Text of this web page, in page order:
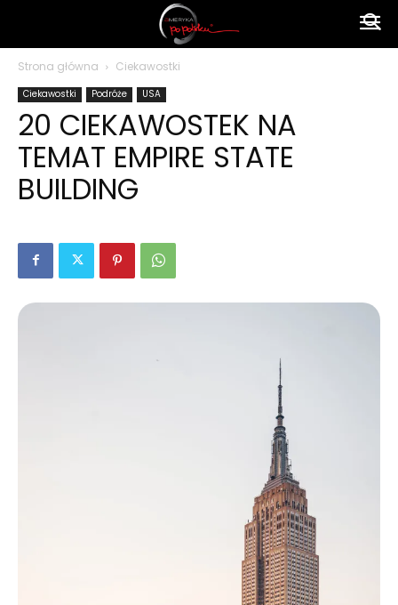
polsku
Strona główna Ciekawostki
Ciekawostki Podróże USA
20 CIEKAWOSTEK NA
TEMAT EMPIRE STATE
BUILDING